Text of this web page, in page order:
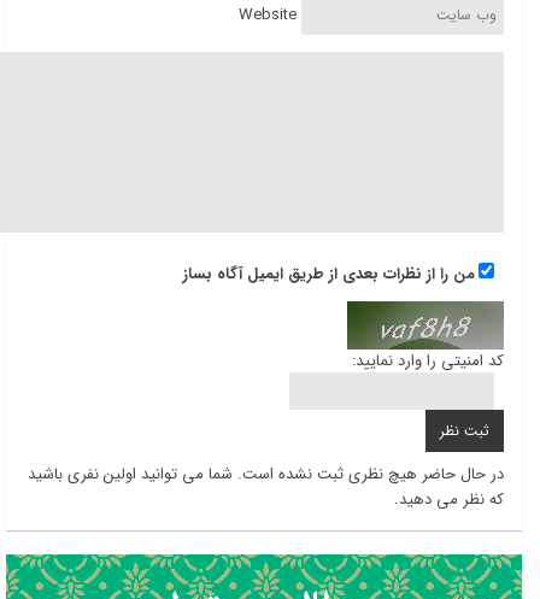
Website
من را از نظرات بعدی از طریق ایمیل آگاه بساز
کد امنیتی را وارد نمایید:
در حال حاضر هیچ نظری ثبت نشده است. شما می توانید اولین نفری باشید
که نظر می دهید.